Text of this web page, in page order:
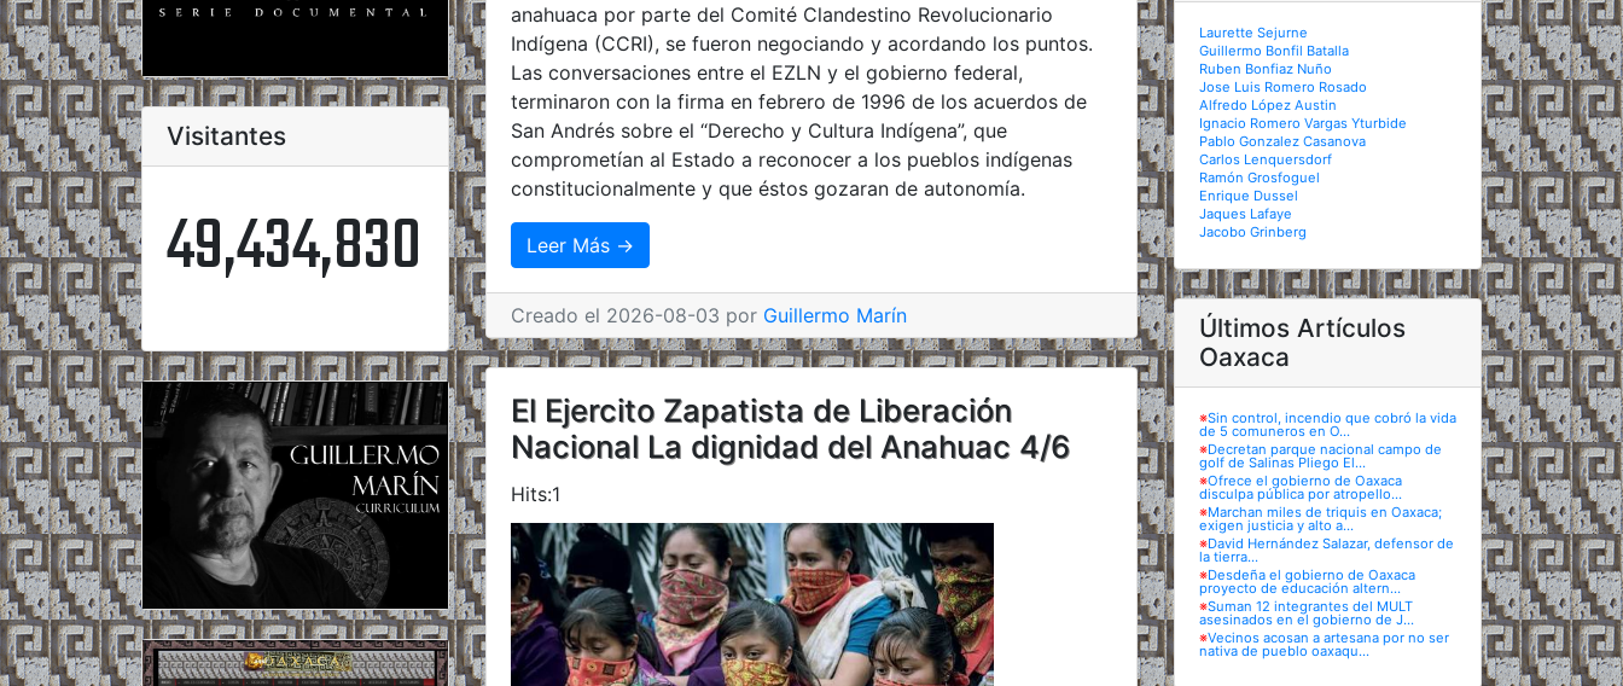
Visitantes
49,434,830
anahuaca por parte del Comité Clandestino Revolucionario
Indígena (CCRI), se fueron negociando y acordando los puntos.
Las conversaciones entre el EZLN y el gobierno federal,
terminaron con la firma en febrero de 1996 de los acuerdos de
San Andrés sobre el “Derecho y Cultura Indígena”, que
comprometían al Estado a reconocer a los pueblos indígenas
constitucionalmente y que éstos gozaran de autonomía.
Leer Más →
Creado el 2026-08-03 por Guillermo Marín
El Ejercito Zapatista de Liberación
Nacional La dignidad del Anahuac 4/6
Hits:1
Laurette Sejurne
Guillermo Bonfil Batalla
Ruben Bonfiaz Nuño
Jose Luis Romero Rosado
Alfredo López Austin
Ignacio Romero Vargas Yturbide
Pablo Gonzalez Casanova
Carlos Lenquersdorf
Ramón Grosfoguel
Enrique Dussel
Jaques Lafaye
Jacobo Grinberg
Últimos Artículos
Oaxaca
※Sin control, incendio que cobró la vida
de 5 comuneros en O...
※Decretan parque nacional campo de
golf de Salinas Pliego El...
※Ofrece el gobierno de Oaxaca
disculpa pública por atropello...
※Marchan miles de triquis en Oaxaca;
exigen justicia y alto a...
※David Hernández Salazar, defensor de
la tierra...
※Desdeña el gobierno de Oaxaca
proyecto de educación altern...
※Suman 12 integrantes del MULT
asesinados en el gobierno de J...
※Vecinos acosan a artesana por no ser
nativa de pueblo oaxaqu...